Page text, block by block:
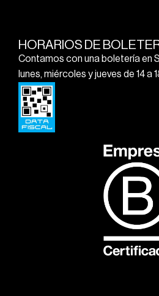
HORARIOS DE
Contamos con una boletería en
lunes, miércoles y jueves de 14 a